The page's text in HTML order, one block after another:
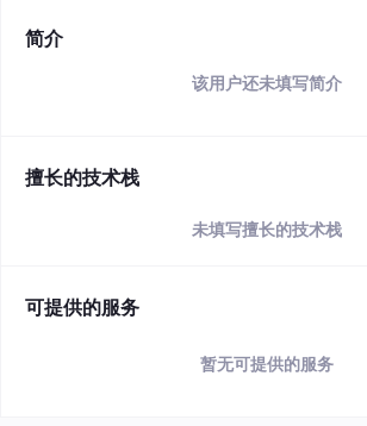
简介
该用户还未填写简介
擅长的技术栈
未填写擅长的技术栈
可提供的服务
暂无可提供的服务